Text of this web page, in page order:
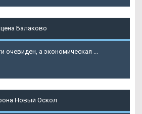
Балаково
очевиден, а экономическая ...
Новый Оскол